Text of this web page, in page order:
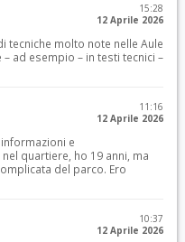
15:28
12 Aprile 2026
tecniche molto note nelle Aule
ad esempio – in testi tecnici –
11:16
12 Aprile 2026
e
quartiere, ho 19 anni, ma
del parco. Ero
10:37
12 Aprile 2026